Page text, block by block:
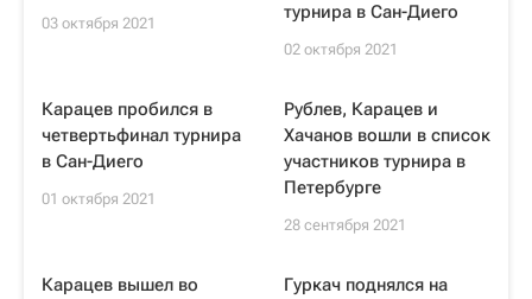
03 октября 2021
турнира в Сан-Диего
02 октября 2021
Карацев пробился в
четвертьфинал турнира
в Сан-Диего
01 октября 2021
Рублев, Карацев и
Хачанов вошли в список
участников турнира в
Петербурге
28 сентября 2021
Карацев вышел во
Гуркач поднялся на